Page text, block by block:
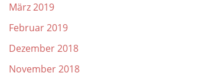
März 2019
Februar 2019
Dezember 2018
November 2018